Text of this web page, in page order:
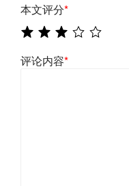
本文评分*
评论内容*